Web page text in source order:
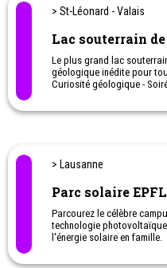
> St-Léonard - Valais
Lac souterrain
Le plus grand lac
géologique inédite pour
Curiosité géologique -
> Lausanne
Parc solaire EPFL
Parcourez le célèbre
technologie
l'énergie solaire en famille.